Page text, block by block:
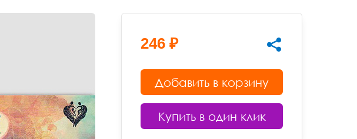
246 ₽
Добавить в корзину
Купить в один клик